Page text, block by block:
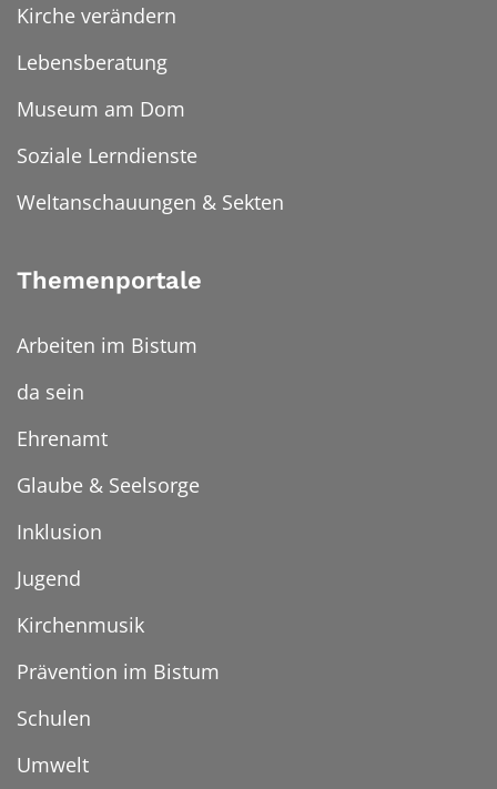
Kirche verändern
Lebensberatung
Museum am Dom
Soziale Lerndienste
Weltanschauungen & Sekten
Themenportale
Arbeiten im Bistum
da sein
Ehrenamt
Glaube & Seelsorge
Inklusion
Jugend
Kirchenmusik
Prävention im Bistum
Schulen
Umwelt